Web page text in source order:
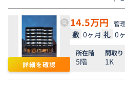
詳細を確認
14.5万円 管
敷 0ヶ月 礼 0
所在階
5階
間取り
1K